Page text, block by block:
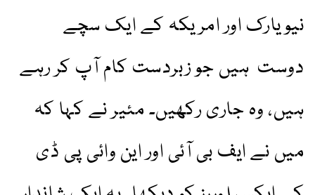
نیویارک اور امریکہ کے ایک سچے
دوست ہیں جو زبردست کام آپ کر رہے
ہیں، وہ جاری رکھیں۔ مئیر نے کہا کہ
میں نے ایف بی آئی اور این وائی پی ڈی